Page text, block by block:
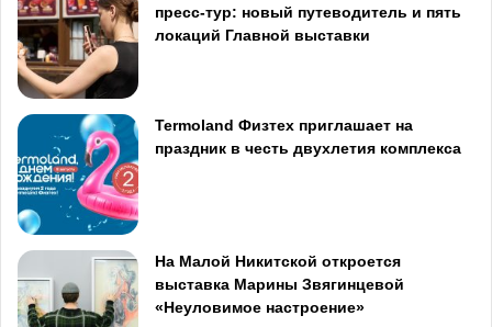
пресс-тур: новый путеводитель и пять
локаций Главной выставки
Termoland Физтех приглашает на
праздник в честь двухлетия комплекса
На Малой Никитской откроется
выставка Марины Звягинцевой
«Неуловимое настроение»